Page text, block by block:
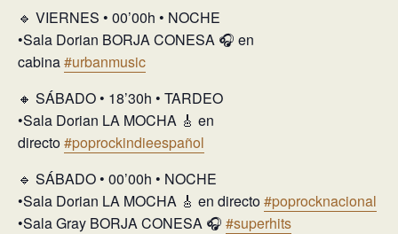
🔹 VIERNES • 00’00h • NOCHE
•Sala Dorian BORJA CONESA 🎧 en
cabina#urbanmusic
🔸 SÁBADO • 18’30h • TARDEO
•Sala Dorian LA MOCHA 🎸 en
directo#poprockindieespañol
🔹 SÁBADO • 00’00h • NOCHE
•Sala Dorian LA MOCHA 🎸 en directo#poprocknacional
•Sala Gray BORJA CONESA 🎧 #superhits